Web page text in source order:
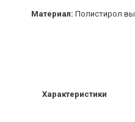
Материал: Полистирол
Характеристики